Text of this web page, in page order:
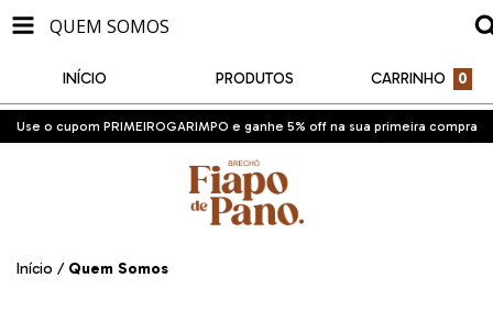
QUEM SOMOS
INÍCIO PRODUTOS CARRINHO 0
Use o cupom PRIMEIROGARIMPO e ganhe 5% off na sua primeira compra
Início / Quem Somos